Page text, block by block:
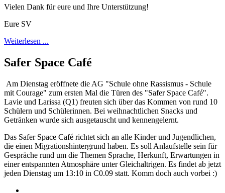
Vielen Dank für eure und Ihre Unterstützung!
Eure SV
Weiterlesen ...
Safer Space Café
Am Dienstag eröffnete die AG "Schule ohne Rassismus - Schule
mit Courage" zum ersten Mal die Türen des "Safer Space Café".
Lavie und Larissa (Q1) freuten sich über das Kommen von rund 10
Schülern und Schülerinnen. Bei weihnachtlichen Snacks und
Getränken wurde sich ausgetauscht und kennengelernt.
Das Safer Space Café richtet sich an alle Kinder und Jugendlichen,
die einen Migrationshintergrund haben. Es soll Anlaufstelle sein für
Gespräche rund um die Themen Sprache, Herkunft, Erwartungen in
einer entspannten Atmosphäre unter Gleichaltrigen. Es findet ab jetzt
jeden Dienstag um 13:10 in C0.09 statt. Komm doch auch vorbei :)